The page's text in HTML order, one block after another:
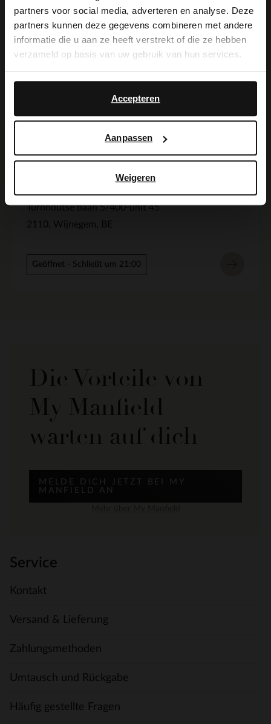
partners voor social media, adverteren en analyse. Deze
partners kunnen deze gegevens combineren met andere
informatie die u aan ze heeft verstrekt of die ze hebben
verzameld op basis van uw gebruik van hun services.
Accepteren
Aanpassen
Weigeren
Geschlossen
Manfield Antwerpen
Lombardenvest 65
BE
Turnhoutse baan 5/400-unit 45
2110
Wijnegem BE
Geöffnet - Schließt um 21:00
Die Vorteile von
My Manfield
warten auf dich
MELDE DICH JETZT BEI MY
MANFIELD AN
Service
Kontakt
Versand & Lieferung
Zahlungsmethoden
Umtausch und Rückgabe
Häufig gestellte Fragen
It looks like your language isn't Dutch. Would
you like to switch to English?
English